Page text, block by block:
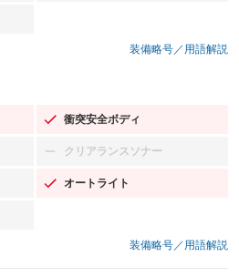
装備略号／用語解説
衝突安全ボディ
：装備あり
クリアランスソナー
：装備なし
オートライト
：装備あり
装備略号／用語解説